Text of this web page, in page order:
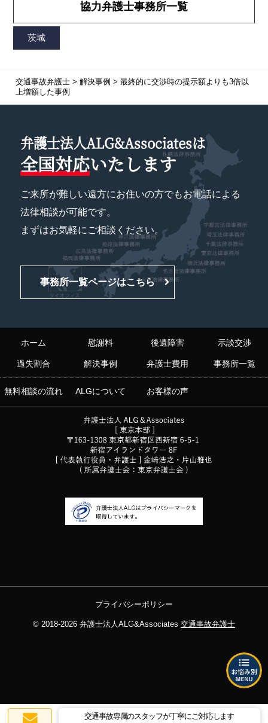
交通事故専属のスタッフが丁寧にご対応します
協力弁護士事務所一覧
交通事故弁護士> 解決事例 > 最終的に交渉時の提示額よりも3倍以
上増額した事例
弁護士法人ALG&Associatesは
全国対応いたします
ご来所が難しい遠方にお住いの方でもお電話による
法律相談が可能です。
まずはお気軽にご相談ください。
事務所一覧ページはこちら
ホーム 慰謝料 後遺障害 示談交渉
過失割合 解決事例 弁護士費用 事務所一覧
無料相談の流れ ALGについて お客様の声
プライバシーポリシー
© 2018-2026 弁護士法人ALG&Associates 交通事故弁護士